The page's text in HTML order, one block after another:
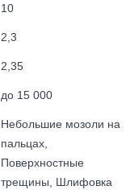
10
2,3
2,35
до 15 000
Небольшие мозоли на
пальцах,
Поверхностные
трещины, Шлифовка